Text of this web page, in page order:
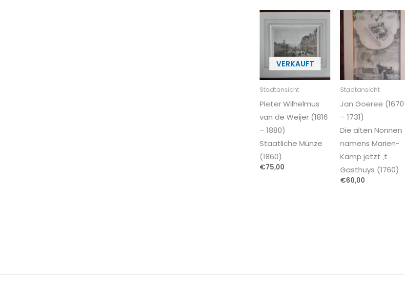
Stadtansicht
Pieter Wilhelmus
van de Weijer (1816
– 1880)
Staatliche Münze
(1860)
€75,00
Stadtansicht
Jan Goeree (1670
– 1731)
Die alten Nonnen
namens Marien-
Kamp jetzt ‚t
Gasthuys (1760)
€60,00